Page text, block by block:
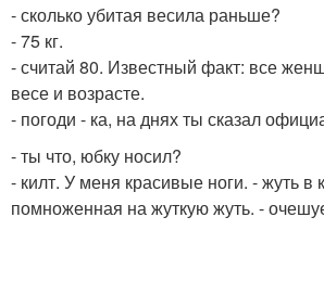
- сколько убитая весила раньше?
- 75 кг.
- считай 80. Известный факт: все
весе и возрасте.
- погоди - ка, на днях ты сказал
- ты что, юбку носил?
- килт. У меня красивые ноги. - жуть в
помноженная на жуткую жуть. -